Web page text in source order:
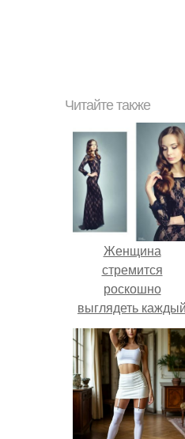
Читайте также
Женщина
стремится
роскошно
выглядеть каждый
день, даже если
единственные
зрители её
идеального
- коллеги или
праздные